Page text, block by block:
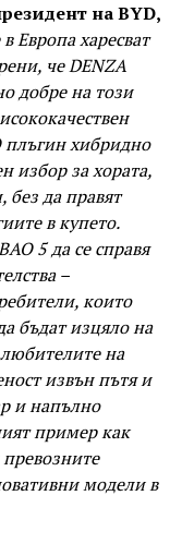
на BYD,
Европа харесват
че DENZA
добре на този
плъгин хибридно
избор за хората,
да правят
в купето.
5 да се справя
–
които
бъдат изцяло на
на
извън пътя и
и напълно
пример как
модели в